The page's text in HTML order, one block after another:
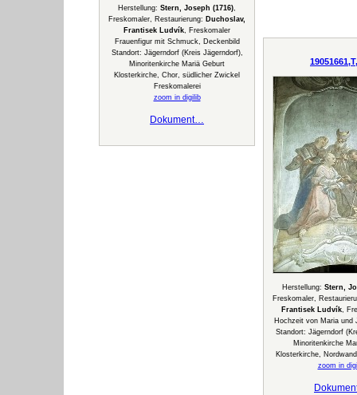
Herstellung: Stern, Joseph (1716),
Freskomaler, Restaurierung: Duchoslav,
Frantisek Ludvík, Freskomaler
Frauenfigur mit Schmuck, Deckenbild
Standort: Jägerndorf (Kreis Jägerndorf),
Minoritenkirche Mariä Geburt
Klosterkirche, Chor, südlicher Zwickel
Freskomalerei
zoom in digilib
Dokument…
Herstellung: Stern,
Freskomaler,
Frantisek Ludvík,
Hochzeit von Maria und
Standort: Jägerndorf
Minoritenkirche
Klosterkirche,
zoom in